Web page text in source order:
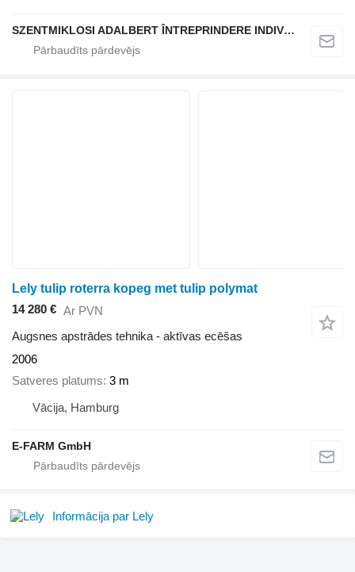
SZENTMIKLOSI ADALBERT ÎNTREPRINDERE INDIVIDUALĂ
Lely tulip roterra kopeg met tulip polymat
14 280 € Ar PVN
Augsnes apstrādes tehnika - aktīvas ecēšas
2006
Satveres platums 3 m
Vācija, Hamburg
E-FARM GmbH
Informācija par Lely